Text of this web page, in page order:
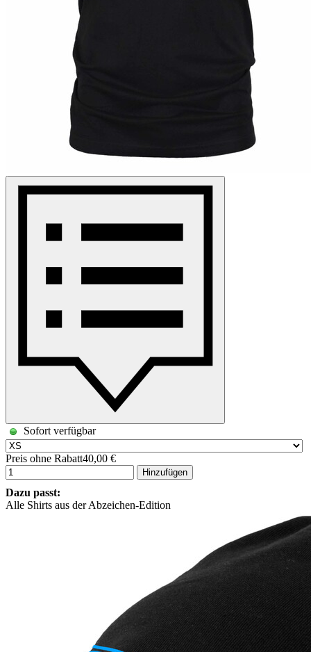
Sofort verfügbar
Preis ohne Rabatt40,00 €
Hinzufügen
Dazu passt:
Alle Shirts aus der Abzeichen-Edition